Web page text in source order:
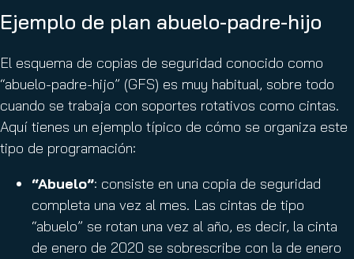
Ejemplo de plan abuelo-padre-hijo
El esquema de copias de seguridad conocido como
“abuelo-padre-hijo” (GFS) es muy habitual, sobre todo
cuando se trabaja con soportes rotativos como cintas.
Aquí tienes un ejemplo típico de cómo se organiza este
tipo de programación:
“Abuelo”: consiste en una copia de seguridad
completa una vez al mes. Las cintas de tipo
“abuelo” se rotan una vez al año, es decir, la cinta
de enero de 2020 se sobrescribe con la de enero